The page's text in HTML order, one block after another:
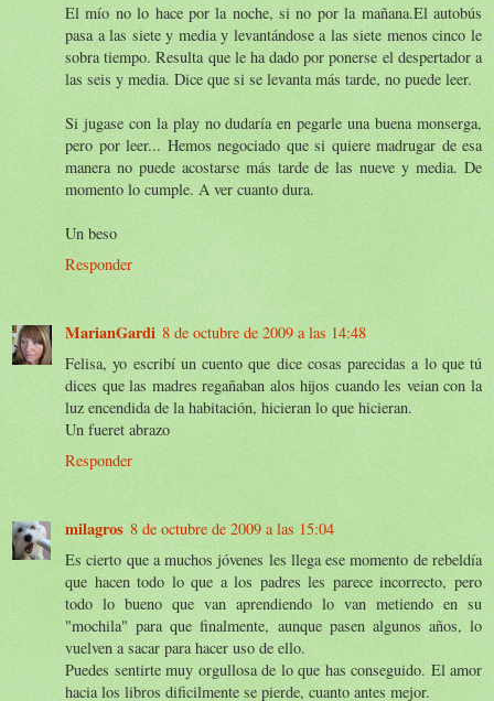
El mío no lo hace por la noche, si no por la mañana.El autobús
pasa a las siete y media y levantándose a las siete menos cinco le
sobra tiempo. Resulta que le ha dado por ponerse el despertador a
las seis y media. Dice que si se levanta más tarde, no puede leer.
Si jugase con la play no dudaría en pegarle una buena monserga,
pero por leer... Hemos negociado que si quiere madrugar de esa
manera no puede acostarse más tarde de las nueve y media. De
momento lo cumple. A ver cuanto dura.
Un beso
Responder
MarianGardi 8 de octubre de 2009 a las 14:48
Felisa, yo escribí un cuento que dice cosas parecidas a lo que tú
dices que las madres regañaban alos hijos cuando les veian con la
luz encendida de la habitación, hicieran lo que hicieran.
Un fueret abrazo
Responder
milagros 8 de octubre de 2009 a las 15:04
Es cierto que a muchos jóvenes les llega ese momento de rebeldía
que hacen todo lo que a los padres les parece incorrecto, pero
todo lo bueno que van aprendiendo lo van metiendo en su
"mochila" para que finalmente, aunque pasen algunos años, lo
vuelven a sacar para hacer uso de ello.
Puedes sentirte muy orgullosa de lo que has conseguido. El amor
hacia los libros dificilmente se pierde, cuanto antes mejor.